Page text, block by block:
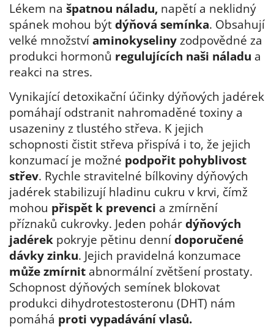
Lékem na špatnou náladu, napětí a neklidný
spánek mohou být dýňová semínka. Obsahují
velké množství aminokyseliny zodpovědné za
produkci hormonů regulujících naši náladu a
reakci na stres.
Vynikající detoxikační účinky dýňových jadérek
pomáhají odstranit nahromaděné toxiny a
usazeniny z tlustého střeva. K jejich
schopnosti čistit střeva přispívá i to, že jejich
konzumací je možné podpořit pohyblivost
střev. Rychle stravitelné bílkoviny dýňových
jadérek stabilizují hladinu cukru v krvi, čímž
mohou přispět k prevenci a zmírnění
příznaků cukrovky. Jeden pohár dýňových
jadérek pokryje pětinu denní doporučené
dávky zinku. Jejich pravidelná konzumace
může zmírnit abnormální zvětšení prostaty.
Schopnost dýňových semínek blokovat
produkci dihydrotestosteronu (DHT) nám
pomáhá proti vypadávání vlasů.